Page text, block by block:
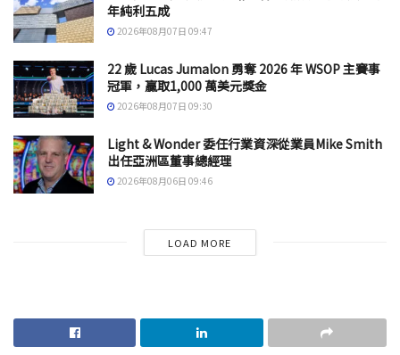
年純利五成
2026年08月07日 09:47
22 歲 Lucas Jumalon 勇奪 2026 年 WSOP 主賽事
冠軍，贏取1,000 萬美元獎金
2026年08月07日 09:30
Light & Wonder 委任行業資深從業員Mike Smith
出任亞洲區董事總經理
2026年08月06日 09:46
LOAD MORE